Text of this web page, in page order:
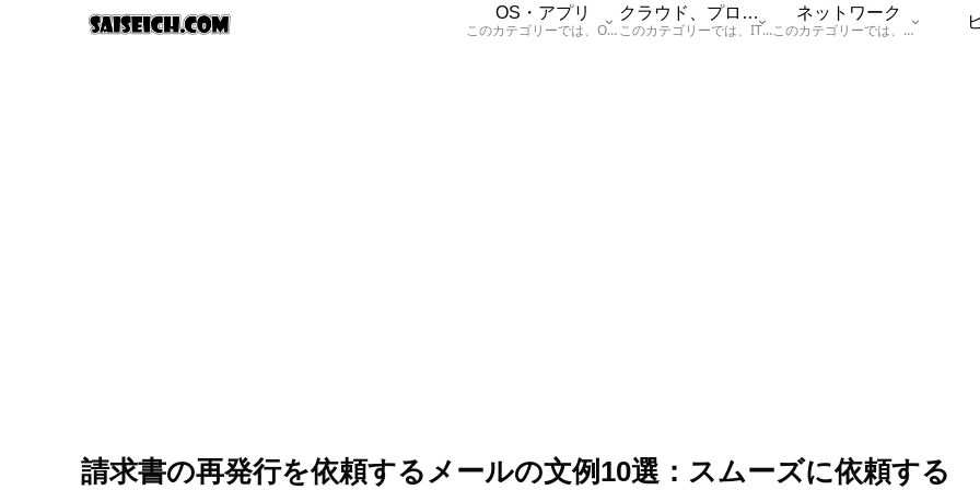
OS・アプリ
このカテゴリーでは、OSに関する情報を記載しています。
クラウド、プログラム
このカテゴリーでは、ITに関する基本的な情報として「ハードウェア、「サーバー」、「データベース、「ネットワーク」、「セキュリティ」、「プログラム」に関する情報を記載しています。
ネットワーク
このカテゴリーでは、「ネットワーク」に関する情報を記載しています。
請求書の再発行を依頼するメールの文例10選：スムーズに依頼する